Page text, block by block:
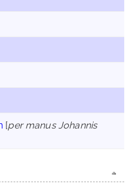
[per manus Johannis